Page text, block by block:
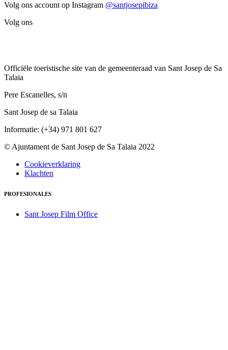
Volg ons account op Instagram @santjosepibiza
Volg ons
Officiële toeristische site van de gemeenteraad van Sant Josep de Sa
Talaia
Pere Escanelles, s/n
Sant Josep de sa Talaia
Informatie: (+34) 971 801 627
© Ajuntament de Sant Josep de Sa Talaia 2022
Cookieverklaring
Klachten
PROFESIONALES
Sant Josep Film Office